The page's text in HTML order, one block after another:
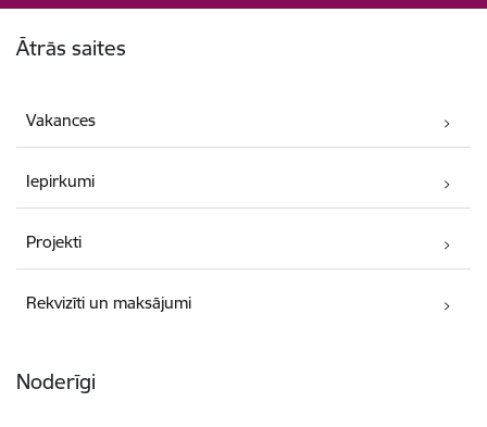
Ātrās saites
Vakances
Iepirkumi
Projekti
Rekvizīti un maksājumi
Noderīgi